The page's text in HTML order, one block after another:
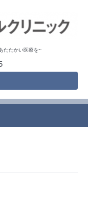
たたかい医療を~